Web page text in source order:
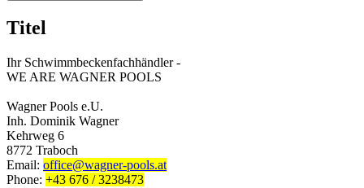
Titel
Ihr Schwimmbeckenfachhändler -
WE ARE WAGNER POOLS
Wagner Pools e.U.
Inh. Dominik Wagner
Kehrweg 6
8772 Traboch
Email: office@wagner-pools.at
Phone: +43 676 / 3238473